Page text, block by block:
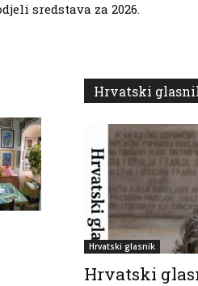
sredstava za 2026.
Hrvatski
Hrvatski glasnik
Hrvatski